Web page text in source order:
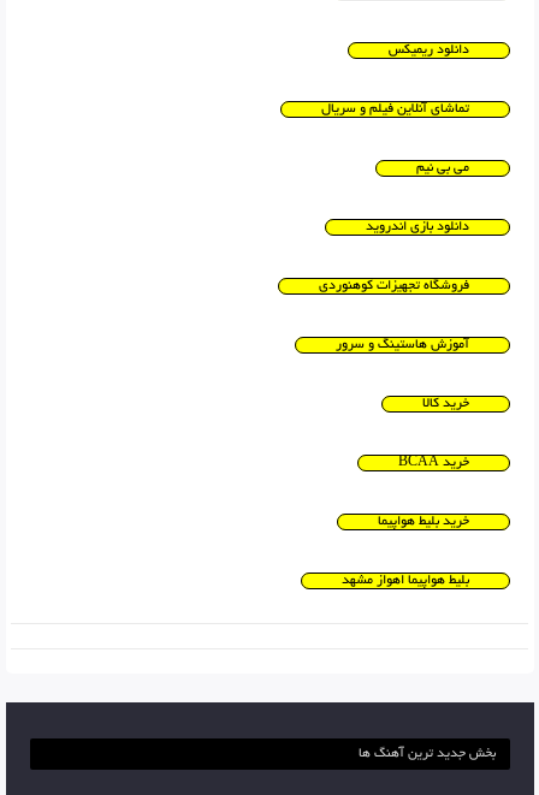
دانلود ریمیکس
تماشای آنلاین فیلم و سریال
می بی نیم
دانلود بازی اندروید
فروشگاه تجهیزات کوهنوردی
آموزش هاستینگ و سرور
خرید کالا
خرید BCAA
خرید بلیط هواپیما
بلیط هواپیما اهواز مشهد
بخش جدید ترین آهنگ ها